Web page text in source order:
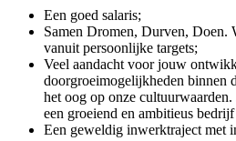
Een goed salaris;
Samen Dromen, Durven, Doen.
vanuit persoonlijke targets;
Veel aandacht voor jouw
doorgroeimogelijkheden binnen
het oog op onze
een groeiend en ambitieus
Een geweldig inwerktraject met